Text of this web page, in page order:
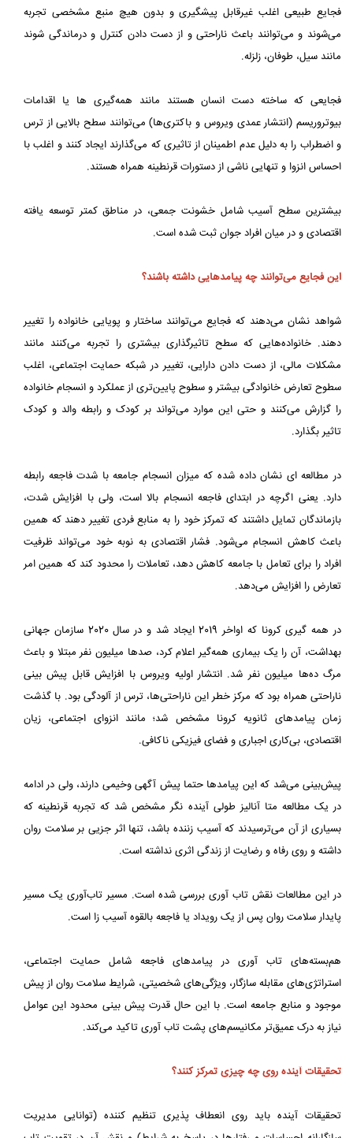
فجایع طبیعی اغلب غیرقابل پیشگیری و بدون هیچ منبع مشخصی تجربه
می‌شوند و می‌توانند باعث ناراحتی و از دست دادن کنترل و درماندگی شوند
مانند سیل، طوفان، زلزله.
فجایعی که ساخته دست انسان هستند مانند همه‌گیری ها یا اقدامات
بیوتروریسم (انتشار عمدی ویروس و باکتری‌ها) می‌توانند سطح بالایی از ترس
و اضطراب را به دلیل عدم اطمینان از تاثیری که می‌گذارند ایجاد کنند و اغلب با
احساس انزوا و تنهایی ناشی از دستورات قرنطینه همراه هستند.
بیشترین سطح آسیب شامل خشونت جمعی، در مناطق کمتر توسعه یافته
اقتصادی و در میان افراد جوان ثبت شده است.
این فجایع می‌توانند چه پیامدهایی داشته باشند؟
شواهد نشان می‌دهند که فجایع می‌توانند ساختار و پویایی خانواده را تغییر
دهند. خانواده‌هایی که سطح تاثیرگذاری بیشتری را تجربه می‌کنند مانند
مشکلات مالی، از دست دادن دارایی، تغییر در شبکه حمایت اجتماعی، اغلب
سطوح تعارض خانوادگی بیشتر و سطوح پایین‌تری از عملکرد و انسجام خانواده
را گزارش می‌کنند و حتی این موارد می‌تواند بر کودک و رابطه والد و کودک
تاثیر بگذارد.
در مطالعه ای نشان داده شده که میزان انسجام جامعه با شدت فاجعه رابطه
دارد. یعنی اگرچه در ابتدای فاجعه انسجام بالا است، ولی با افزایش شدت،
بازماندگان تمایل داشتند که تمرکز خود را به منابع فردی تغییر دهند که همین
باعث کاهش انسجام می‌شود. فشار اقتصادی به‌ نوبه‌ خود می‌تواند ظرفیت
افراد را برای تعامل با جامعه کاهش دهد، تعاملات را محدود کند که همین امر
تعارض را افزایش می‌دهد.
در همه‌ گیری کرونا که اواخر 2019 ایجاد شد و در سال 2020 سازمان جهانی
بهداشت، آن را یک بیماری همه‌گیر اعلام کرد، صدها میلیون نفر مبتلا و باعث
مرگ ده‌ها میلیون نفر شد. انتشار اولیه ویروس با افزایش قابل پیش‌ بینی
ناراحتی همراه بود که مرکز خطر این ناراحتی‌ها، ترس از آلودگی بود. با گذشت
زمان پیامدهای ثانویه کرونا مشخص شد؛ مانند انزوای اجتماعی، زیان
اقتصادی، بی‌کاری اجباری و فضای فیزیکی ناکافی.
پیش‌بینی می‌شد که این پیامدها حتما پیش‌ آگهی وخیمی دارند، ولی در ادامه
در یک مطالعه متا آنالیز طولی آینده نگر مشخص شد که تجربه قرنطینه که
بسیاری از آن می‌ترسیدند که آسیب زننده باشد، تنها اثر جزیی بر سلامت روان
داشته و روی رفاه و رضایت از زندگی اثری نداشته است.
در این مطالعات نقش تاب‌ آوری بررسی شده است. مسیر تاب‌آوری یک مسیر
پایدار سلامت روان پس از یک رویداد یا فاجعه بالقوه آسیب‌ زا است.
هم‌بسته‌های تاب‌ آوری در پیامدهای فاجعه شامل حمایت اجتماعی،
استراتژی‌های مقابله سازگار، ویژگی‌های شخصیتی، شرایط سلامت‌ روان از پیش
موجود و منابع جامعه است. با این حال قدرت پیش بینی محدود این عوامل
نیاز به درک عمیق‌تر مکانیسم‌های پشت تاب‌ آوری تاکید می‌کند.
تحقیقات آینده روی چه چیزی تمرکز کنند؟
تحقیقات آینده باید روی انعطاف‌ پذیری ‌تنظیم‌ کننده (توانایی مدیریت